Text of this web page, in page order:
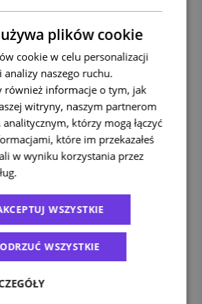
z oferty
firm
i bez zbędnych formalności.
które każdego dnia optymalizują
sprzedaż.
dzięki Apaczka?
w jednym miejscu - nadawaj
i innymi przewoźnikami.
tego, czy masz
firmę, czy duży
niestandardowe gabaryty - szerokie
plików cookie
cookie w celu personalizacji
analizy naszego ruchu.
również informacje o tym, jak
witryny, naszym partnerom
którzy mogą łączyć
które im przekazałeś
w wyniku korzystania przez
WSZYSTKIE
ODRZUĆ WSZYSTKIE